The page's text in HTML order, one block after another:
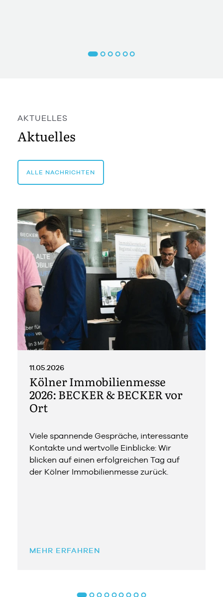
AKTUELLES
Aktuelles
ALLE NACHRICHTEN
11.05.2026
Kölner Immobilienmesse
2026: BECKER & BECKER vor
Ort
Viele spannende Gespräche, interessante
Kontakte und wertvolle Einblicke: Wir
blicken auf einen erfolgreichen Tag auf
der Kölner Immobilienmesse zurück.
MEHR ERFAHREN